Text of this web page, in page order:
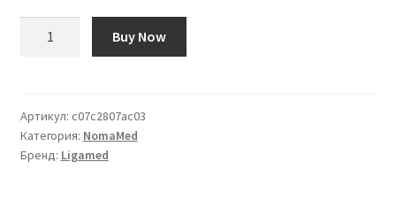
große
Platten
|
Buy Now
Артикул: c07c2807ac03
Категория: NomaMed
Бренд: Ligamed